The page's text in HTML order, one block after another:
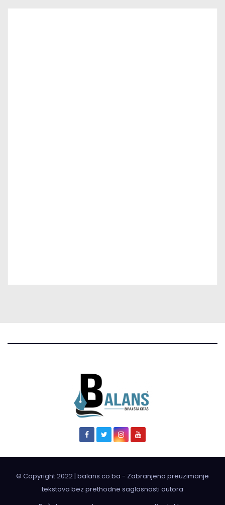
© Copyright 2022 | balans.co.ba - Zabranjeno preuzimanje
tekstova bez prethodne saglasnosti autora